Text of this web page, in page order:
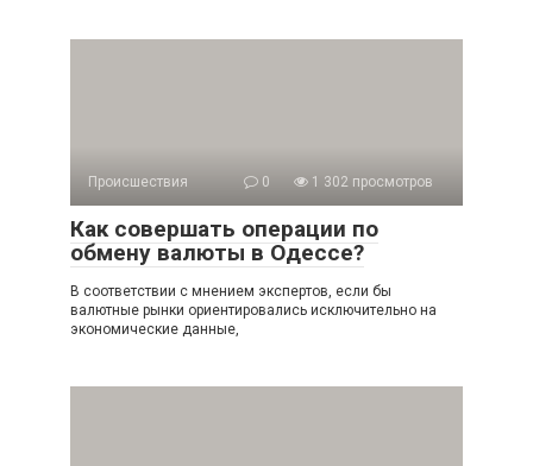
Происшествия 0 1 302 просмотров
Как совершать операции по
обмену валюты в Одессе?
В соответствии с мнением экспертов, если бы
валютные рынки ориентировались исключительно на
экономические данные,